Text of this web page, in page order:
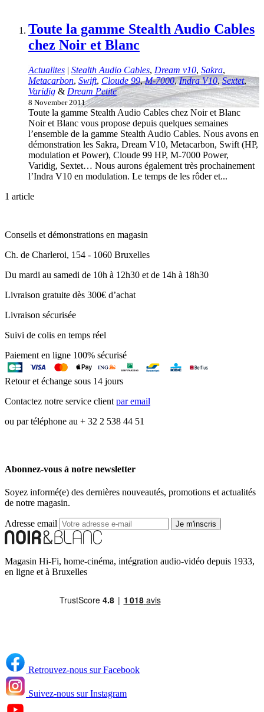
Toute la gamme Stealth Audio Cables
chez Noir et Blanc
Actualites | Stealth Audio Cables, Dream v10, Sakra,
Metacarbon, Swift, Cloude 99,M-7000,Indra V10,Sextet,
Varidig & Dream Petite
8 November 2011
Toute la gamme Stealth Audio Cables chez Noir et Blanc
Noir et Blanc vous propose depuis quelques semaines
l’ensemble de la gamme Stealth Audio Cables. Nous avons en
démonstration les Sakra, Dream V10, Metacarbon, Swift (HP,
modulation et Power), Cloude 99 HP, M-7000 Power,
Varidig, Sextet… Nous aurons également très prochainement
l’Indra V10 en modulation. Le temps de les rôder et...
1 article
Conseils et démonstrations en magasin
Ch. de Charleroi, 154 - 1060 Bruxelles
Du mardi au samedi de 10h à 12h30 et de 14h à 18h30
Livraison gratuite dès 300€ d’achat
Livraison sécurisée
Suivi de colis en temps réel
Paiement en ligne 100% sécurisé
Retour et échange sous 14 jours
Contactez notre service clientpar email
ou par téléphone au + 32 2 538 44 51
Abonnez-vous à notre newsletter
Soyez informé(e) des dernières nouveautés, promotions et actualités
de notre magasin.
Adresse email Je m'inscris
Magasin Hi-Fi, home-cinéma, intégration audio-vidéo depuis 1933,
en ligne et à Bruxelles
Retrouvez-nous sur Facebook
Suivez-nous sur Instagram